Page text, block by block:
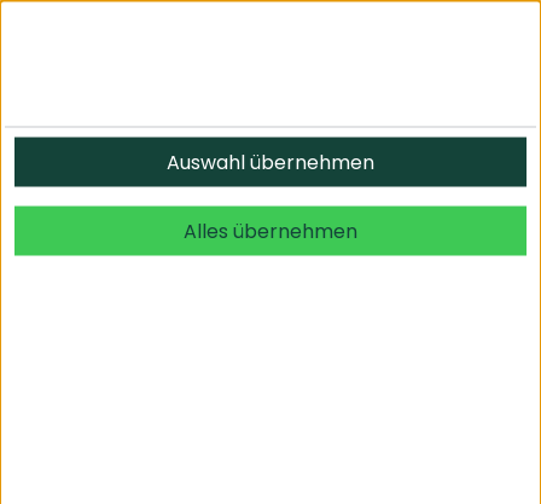
© 2026 undefined. alle Rechte vorbehalten.
Auswahl übernehmen
Alles übernehmen